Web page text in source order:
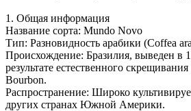
1. Общая информация
Название сорта: Mundo Novo
Тип: Разновидность арабики (Coffea
Происхождение: Бразилия, выведен в
результате естественного
Bourbon.
Распространение: Широко
других странах Южной Америки.